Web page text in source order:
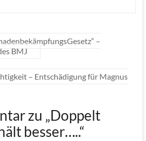
–
BMJ
– Entschädigung für Magnus
zu „Doppelt
besser…..“